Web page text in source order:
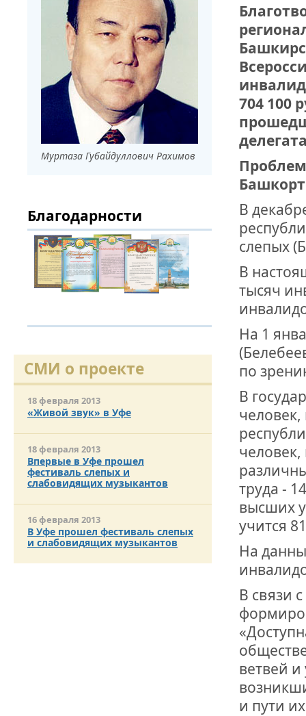
УСЕРГАН.
ОГОНЬ -
ПОЖАРОВ
ДРУЖБА НЕ
ВСТРЕЧА
В ДОМЕ
ВНОВЬ О
ДВА
ДО
ЮСУПОВА
ИНТЕРВЬЮ
«ВЕТЕРАН
МЕМОРИАЛ
ОТМЕТИЛА
РОССИИ
Муртаза Губайдуллович Рахимов
Благодарности
СМИ о проекте
18 февраля 2013
«Живой звук» в Уфе
18 февраля 2013
Впервые в Уфе прошел
фестиваль слепых и
слабовидящих музыкантов
16 февраля 2013
В Уфе прошел фестиваль слепых
и слабовидящих музыкантов
704 100
В
слепых
В
тысяч
На 1
по
В
труда -
высших
учится
На
В связи
ветвей
и пути